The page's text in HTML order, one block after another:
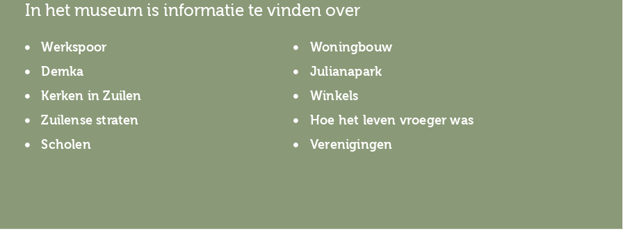
In het museum is informatie te vinden over
Werkspoor
Demka
Kerken in Zuilen
Zuilense straten
Scholen
Woningbouw
Julianapark
Winkels
Hoe het leven vroeger was
Verenigingen